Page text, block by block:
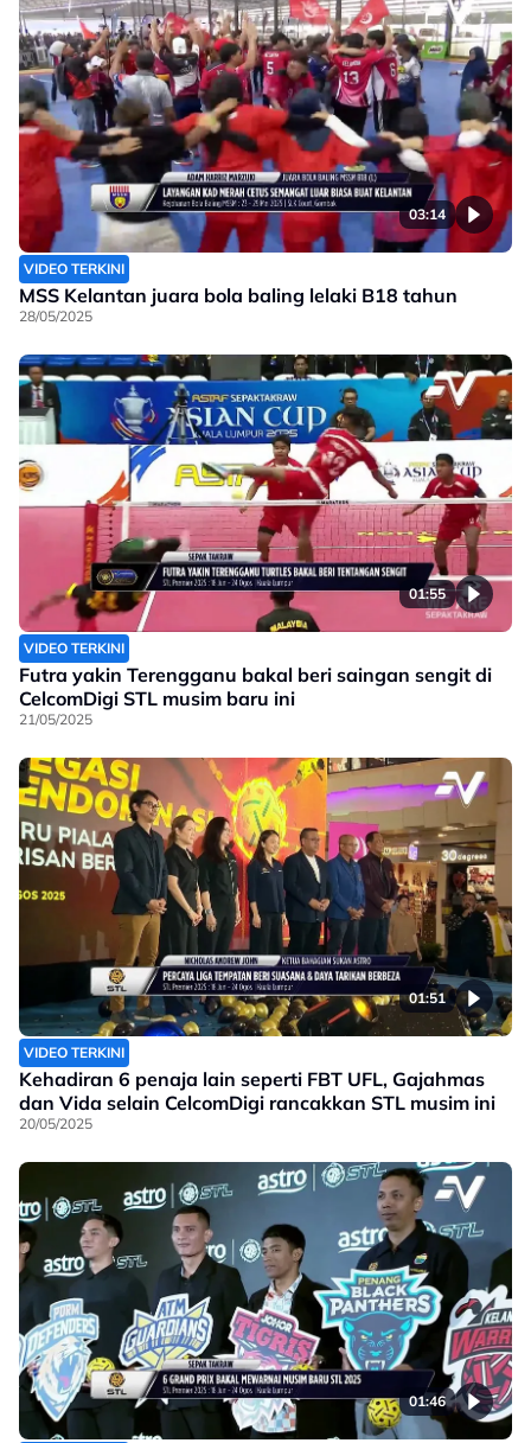
03:14
VIDEO TERKINI
MSS Kelantan juara bola baling lelaki B18 tahun
28/05/2025
01:55
VIDEO TERKINI
Futra yakin Terengganu bakal beri saingan sengit di
CelcomDigi STL musim baru ini
21/05/2025
01:51
VIDEO TERKINI
Kehadiran 6 penaja lain seperti FBT UFL, Gajahmas
dan Vida selain CelcomDigi rancakkan STL musim ini
20/05/2025
01:46